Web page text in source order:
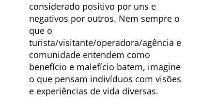
considerado positivo por uns e
negativos por outros. Nem sempre o
que o
turista/visitante/operadora/agência e
comunidade entendem como
benefício e malefício batem, imagine
o que pensam indivíduos com visões
e experiências de vida diversas.